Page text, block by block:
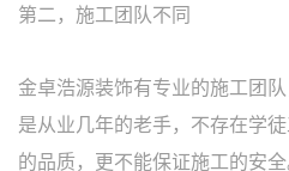
第二，施工团队不同
金卓浩源装饰有专业的施工团
是从业几年的老手，不存在学
的品质，更不能保证施工的安